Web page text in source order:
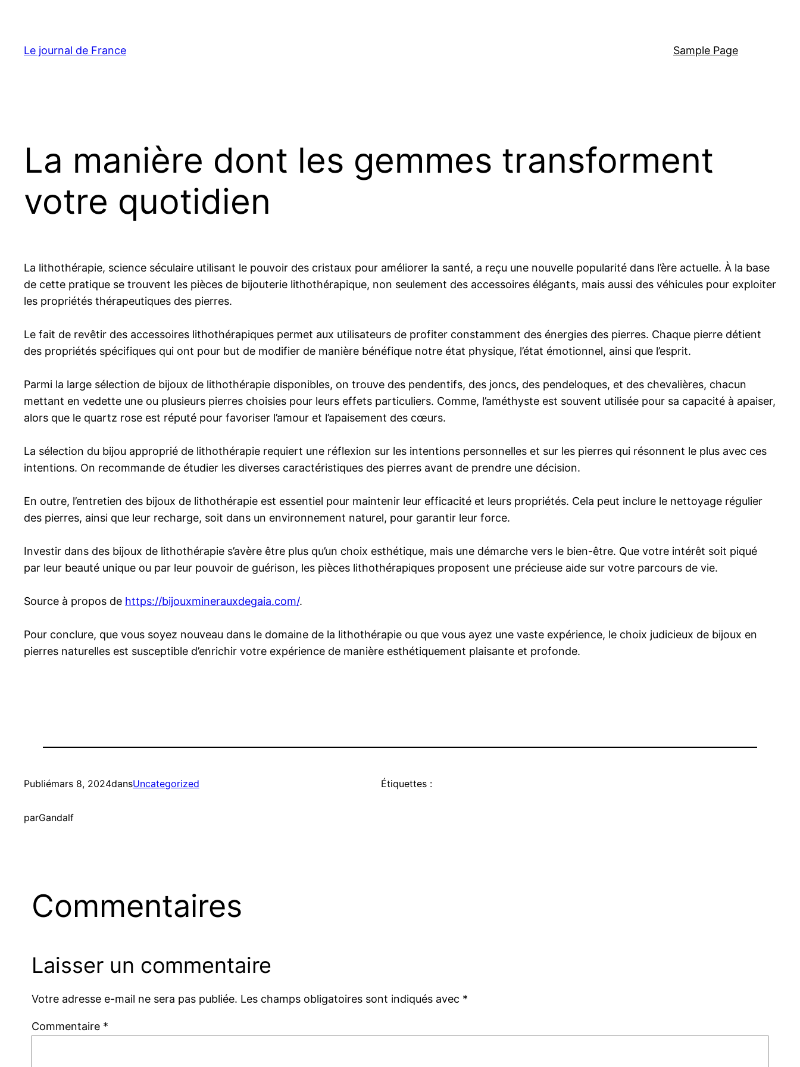
contenu
Le journal de France Sample Page
La manière dont les gemmes transforment
votre quotidien
La lithothérapie, science séculaire utilisant le pouvoir des cristaux pour améliorer la santé, a reçu une nouvelle popularité dans l’ère actuelle. À la base
de cette pratique se trouvent les pièces de bijouterie lithothérapique, non seulement des accessoires élégants, mais aussi des véhicules pour exploiter
les propriétés thérapeutiques des pierres.
Le fait de revêtir des accessoires lithothérapiques permet aux utilisateurs de profiter constamment des énergies des pierres. Chaque pierre détient
des propriétés spécifiques qui ont pour but de modifier de manière bénéfique notre état physique, l’état émotionnel, ainsi que l’esprit.
Parmi la large sélection de bijoux de lithothérapie disponibles, on trouve des pendentifs, des joncs, des pendeloques, et des chevalières, chacun
mettant en vedette une ou plusieurs pierres choisies pour leurs effets particuliers. Comme, l’améthyste est souvent utilisée pour sa capacité à apaiser,
alors que le quartz rose est réputé pour favoriser l’amour et l’apaisement des cœurs.
La sélection du bijou approprié de lithothérapie requiert une réflexion sur les intentions personnelles et sur les pierres qui résonnent le plus avec ces
intentions. On recommande de étudier les diverses caractéristiques des pierres avant de prendre une décision.
En outre, l’entretien des bijoux de lithothérapie est essentiel pour maintenir leur efficacité et leurs propriétés. Cela peut inclure le nettoyage régulier
des pierres, ainsi que leur recharge, soit dans un environnement naturel, pour garantir leur force.
Investir dans des bijoux de lithothérapie s’avère être plus qu’un choix esthétique, mais une démarche vers le bien-être. Que votre intérêt soit piqué
par leur beauté unique ou par leur pouvoir de guérison, les pièces lithothérapiques proposent une précieuse aide sur votre parcours de vie.
Source à propos de https://bijouxminerauxdegaia.com/.
Pour conclure, que vous soyez nouveau dans le domaine de la lithothérapie ou que vous ayez une vaste expérience, le choix judicieux de bijoux en
pierres naturelles est susceptible d’enrichir votre expérience de manière esthétiquement plaisante et profonde.
Publiémars 8, 2024dansUncategorized
parGandalf
Étiquettes :
Commentaires
Laisser un commentaire
Votre adresse e-mail ne sera pas publiée. Les champs obligatoires sont indiqués avec *
Commentaire *